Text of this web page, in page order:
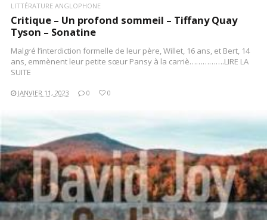
LITTÉRATURE ANGLOPHONE
Critique – Un profond sommeil – Tiffany Quay
Tyson – Sonatine
Malgré l’interdiction formelle de leur père, Willet, 16 ans, et Bert, 14
ans, emmènent leur petite sœur Pansy à la carriè…………….LIRE LA
SUITE
JANVIER 11, 2023 0 0